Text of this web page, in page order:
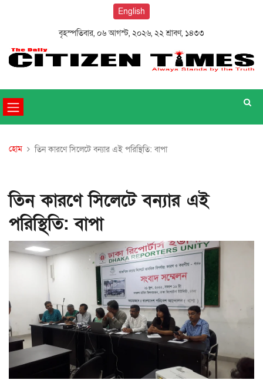
English
বৃহস্পতিবার, ০৬ আগস্ট, ২০২৬, ২২ শ্রাবণ, ১৪৩৩
হোম তিন কারণে সিলেটে বন্যার এই পরিস্থিতি: বাপা
তিন কারণে সিলেটে বন্যার এই
পরিস্থিতি: বাপা